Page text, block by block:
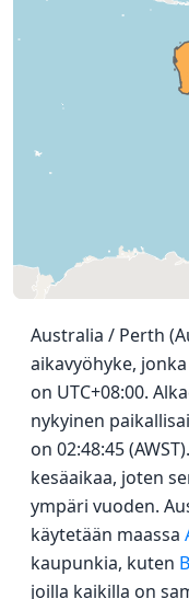
Australia / Perth
aikavyöhyke,
on UTC+08:00.
nykyinen
on 02:48:45
kesäaikaa, joten
ympäri vuoden.
käytetään maassa
kaupunkia, kuten
joilla kaikilla on